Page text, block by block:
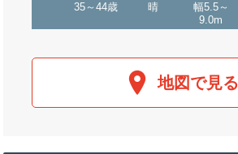
35～44歳 晴
幅5.5～
9.0m
地図で見る